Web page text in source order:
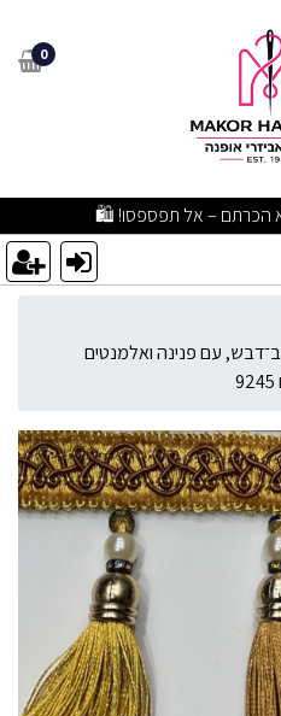
בגוון 0
ברמה שלא הכרתם – אל
עם פנינה ואלמנטים